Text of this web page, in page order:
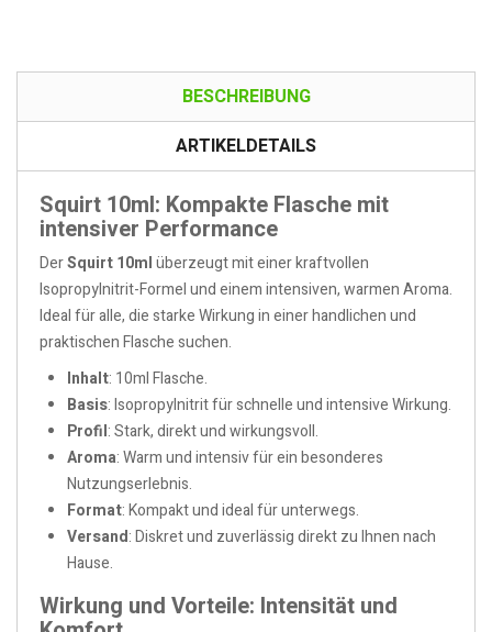
BESCHREIBUNG
ARTIKELDETAILS
Squirt 10ml: Kompakte Flasche mit
intensiver Performance
DerSquirt 10mlüberzeugt mit einer kraftvollen
Isopropylnitrit-Formel und einem intensiven, warmen Aroma.
Ideal für alle, die starke Wirkung in einer handlichen und
praktischen Flasche suchen.
Inhalt: 10ml Flasche.
Basis: Isopropylnitrit für schnelle und intensive Wirkung.
Profil: Stark, direkt und wirkungsvoll.
Aroma: Warm und intensiv für ein besonderes
Nutzungserlebnis.
Format: Kompakt und ideal für unterwegs.
Versand: Diskret und zuverlässig direkt zu Ihnen nach
Hause.
Wirkung und Vorteile: Intensität und